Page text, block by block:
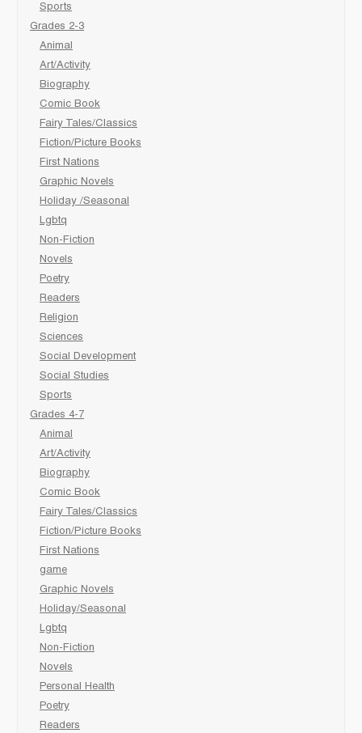
Sports
Grades 2-3
Animal
Art/Activity
Biography
Comic Book
Fairy Tales/Classics
Fiction/Picture Books
First Nations
Graphic Novels
Holiday /Seasonal
Lgbtq
Non-Fiction
Novels
Poetry
Readers
Religion
Sciences
Social Development
Social Studies
Sports
Grades 4-7
Animal
Art/Activity
Biography
Comic Book
Fairy Tales/Classics
Fiction/Picture Books
First Nations
game
Graphic Novels
Holiday/Seasonal
Lgbtq
Non-Fiction
Novels
Personal Health
Poetry
Readers